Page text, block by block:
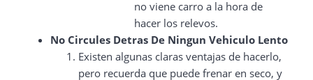
no viene carro a la hora de
hacer los relevos.
No Circules Detras De Ningun Vehiculo Lento
Existen algunas claras ventajas de hacerlo,
pero recuerda que puede frenar en seco, y